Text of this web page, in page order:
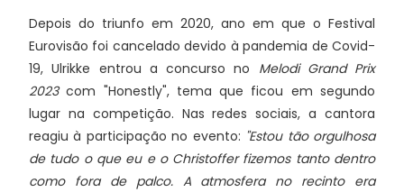
Depois do triunfo em 2020, ano em que o Festival
Eurovisão foi cancelado devido à pandemia de Covid-
19, Ulrikke entrou a concurso no Melodi Grand Prix
2023com "Honestly", tema que ficou em segundo
lugar na competição. Nas redes sociais, a cantora
reagiu à participação no evento: "Estou tão orgulhosa
de tudo o que eu e o Christoffer fizemos tanto dentro
como fora de palco. A atmosfera no recinto era